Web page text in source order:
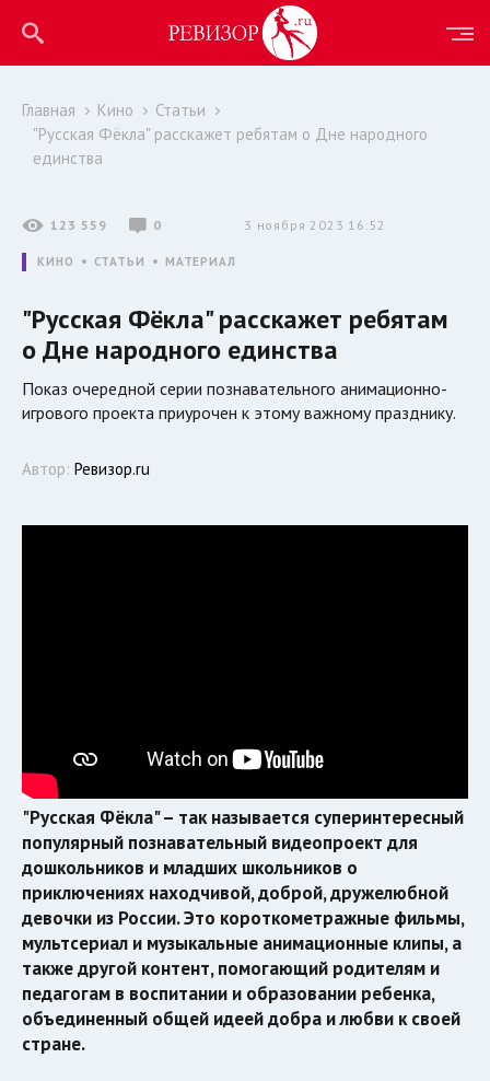
Главная Кино
Статьи
"Русская Фёкла" расскажет ребятам о Дне народного
единства
123 559 0 3 ноября 2023 16:52
КИНО СТАТЬИ МАТЕРИАЛ
"Русская Фёкла" расскажет ребятам
о Дне народного единства
Показ очередной серии познавательного анимационно-
игрового проекта приурочен к этому важному празднику.
Автор: Ревизор.ru
"Русская Фёкла" – так называется суперинтересный
популярный познавательный видеопроект для
дошкольников и младших школьников о
приключениях находчивой, доброй, дружелюбной
девочки из России. Это короткометражные фильмы,
мультсериал и музыкальные анимационные клипы, а
также другой контент, помогающий родителям и
педагогам в воспитании и образовании ребенка,
объединенный общей идеей добра и любви к своей
стране.